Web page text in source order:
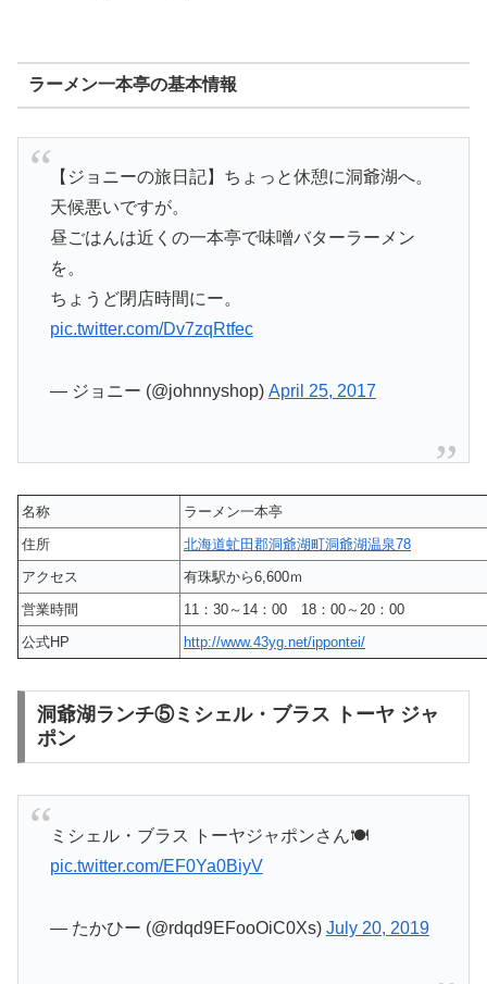
ラーメン一本亭の基本情報
【ジョニーの旅日記】ちょっと休憩に洞爺湖へ。
天候悪いですが。
昼ごはんは近くの一本亭で味噌バターラーメン
を。
ちょうど閉店時間にー。
pic.twitter.com/Dv7zqRtfec
— ジョニー (@johnnyshop) April 25, 2017
名称
ラーメン一本亭
住所
北海道虻田郡洞爺湖町洞爺湖温泉78
アクセス
有珠駅から6,600ｍ
営業時間
11：30～14：00 18：00～20：00
公式HP
http://www.43yg.net/ippontei/
洞爺湖ランチ⑤ミシェル・ブラス トーヤ ジャ
ポン
ミシェル・ブラス トーヤジャポンさん🍽
pic.twitter.com/EF0Ya0BiyV
— たかひー (@rdqd9EFooOiC0Xs) July 20, 2019